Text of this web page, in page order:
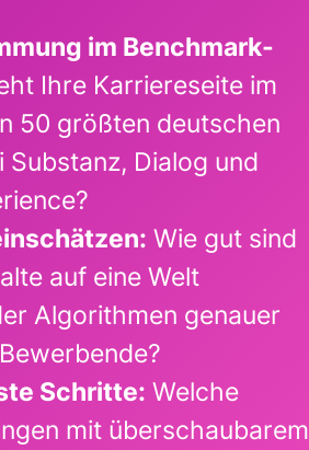
im Benchmark-
Ihre Karriereseite im
50 größten deutschen
Substanz, Dialog und
Wie gut sind
auf eine Welt
Algorithmen genauer
Schritte: Welche
mit überschaubarem